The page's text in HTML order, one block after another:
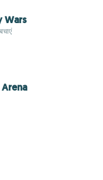
Wars